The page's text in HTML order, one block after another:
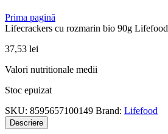
Prima pagină
Lifecrackers cu rozmarin bio 90g Lifefood
37,53 lei
Valori nutritionale medii
Stoc epuizat
SKU: 8595657100149 Brand: Lifefood
Descriere